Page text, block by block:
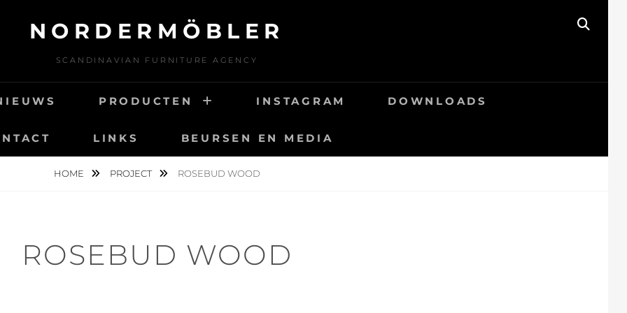
NORDERMÖBLER
SCANDINAVIAN FURNITURE AGENCY
PRODUCTEN INSTAGRAM DOWNLOADS
LINKS BEURSEN EN MEDIA
HOME PROJECT ROSEBUD WOOD
ROSEBUD WOOD